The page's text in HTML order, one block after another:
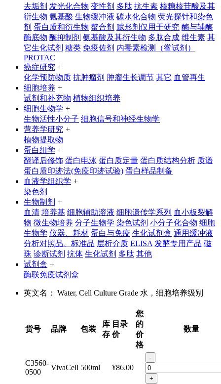
去垢剂 发光化合物 变性剂 多肽 抗生素 核糖核苷酸及其
衍生物 氨基酸 生物缓冲液 碳水化合物 荧光探针和染色
剂 蛋白质和衍生物 螯合剂 赋形剂仅用于研究 酶与辅酶
酶底物 酶抑制剂 氨基酸及其衍生物 多肽合成 维生素 其
它生化试剂 糖类 免疫佐剂 内毒素检测（鲎试剂）
PROTAC
癌症研究 +
化学预防物质 抗肿瘤剂 肿瘤生长调节 其它 血管再生
细胞培养 +
试剂和补充物 植物组织培养
细胞生物学 +
生物活性小分子 细胞信号和神经生物学
营养学研究 +
植物提取物
蛋白组学 +
翻译后修饰 蛋白电泳 蛋白质定量 蛋白质结构分析 质谱
蛋白质印迹法(免疫印迹试验) 蛋白样品制备
血液学组织学 +
染色剂
生物制剂 +
血清 培养基 细胞辅助溶液 细胞遗传学系列 血小板裂解
物 微生物培养 分子生物学 染色试剂 小分子化合物 细胞
生物学 仪器、耗材 蛋白与免疫 生化试剂盒 通用缓冲液
分析对照品、标准品 层析介质 ELISA 发酵专用产品 磁
珠 诊断试剂 抗体 生化试剂 多肽 其他
试剂盒 +
酶联免疫试剂盒
英文名： Water, Cell Culture Grade 水，细胞培养级别
货号 品牌 包装
库
存
目录
价
您
的
价
格
数量
C3560-
0500
VivaCell 500ml ¥86.00
-
+